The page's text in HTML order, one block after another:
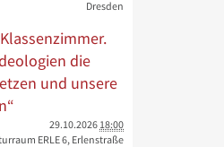
Dresden
die
und unsere
29.10.2026 18:00
ERLE 6, Erlenstraße